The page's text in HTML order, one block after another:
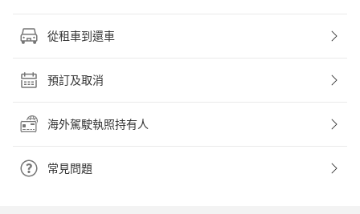
從租車到還車
預訂及取消
海外駕駛執照持有人
常見問題